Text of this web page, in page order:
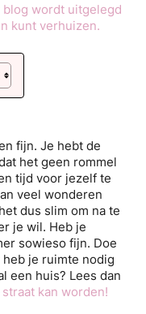
blog wordt uitgelegd
kunt verhuizen.
fijn. Je hebt de
het geen rommel
tijd voor jezelf te
veel wonderen
dus slim om na te
je wil. Heb je
sowieso fijn. Doe
je ruimte nodig
een huis? Lees dan
kan worden!